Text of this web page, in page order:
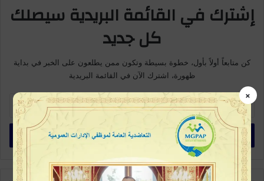
إشترك في القائمة البريدية سيصلك
كل جديد
كن متابعاً أولاً بأول، خطوة بسيطة وتكون ممن يطلعون على الخبر في بداية
ظهورة، اشترك الآن في القائمة البريدية
أدخل
بريدك
الإلكتروني
×